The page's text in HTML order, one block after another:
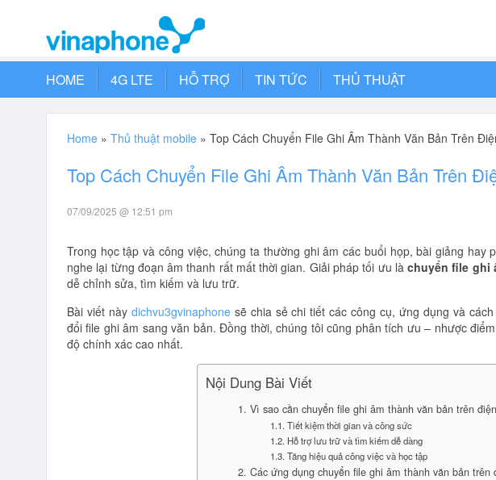
HOME 4G LTE HỖ TRỢ TIN TỨC THỦ THUẬT
Home » Thủ thuật mobile » Top Cách Chuyển File Ghi Âm Thành Văn Bản Trên
Top Cách Chuyển File Ghi Âm Thành Văn Bản Trên
07/09/2025 @ 12:51 pm
Trong học tập và công việc, chúng ta thường ghi âm các buổi họp, bài giảng hay
nghe lại từng đoạn âm thanh rất mất thời gian. Giải pháp tối ưu làchuyển file ghi
dễ chỉnh sửa, tìm kiếm và lưu trữ.
Bài viết này dichvu3gvinaphonesẽ chia sẻ chi tiết các công cụ, ứng dụng và
đổi file ghi âm sang văn bản. Đồng thời, chúng tôi cũng phân tích ưu – nhược
độ chính xác cao nhất.
Nội Dung Bài Viết
1. Vì sao cần chuyển file ghi âm thành văn bản trên
1.1. Tiết kiệm thời gian và công sức
1.2. Hỗ trợ lưu trữ và tìm kiếm dễ dàng
1.3. Tăng hiệu quả công việc và học tập
2. Các ứng dụng chuyển file ghi âm thành văn bản trên